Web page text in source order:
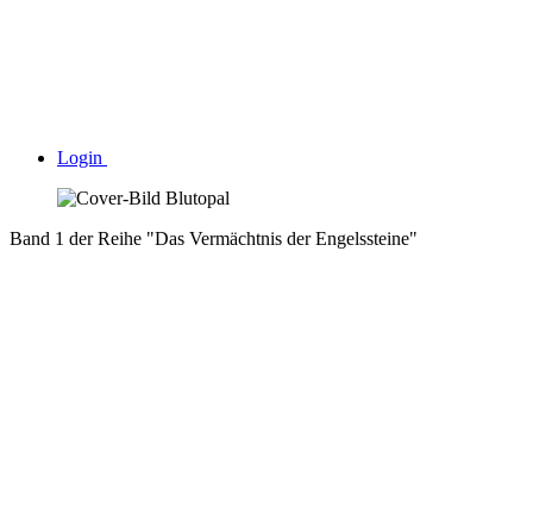
Login
Band 1 der Reihe "Das Vermächtnis der Engelssteine"